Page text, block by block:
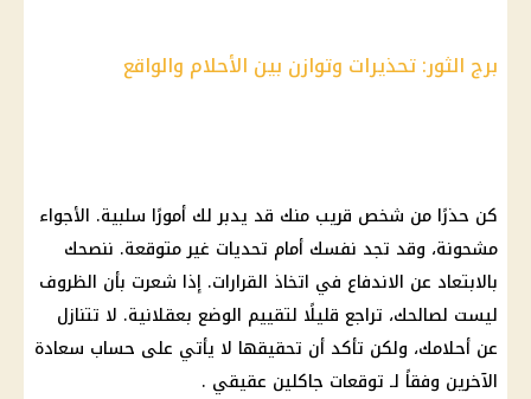
برج الثور: تحذيرات وتوازن بين الأحلام والواقع
كن حذرًا من شخص قريب منك قد يدبر لك أمورًا سلبية. الأجواء
مشحونة، وقد تجد نفسك أمام تحديات غير متوقعة. ننصحك
بالابتعاد عن الاندفاع في اتخاذ القرارات. إذا شعرت بأن الظروف
ليست لصالحك، تراجع قليلًا لتقييم الوضع بعقلانية. لا تتنازل
عن أحلامك، ولكن تأكد أن تحقيقها لا يأتي على حساب سعادة
الآخرين وفقاً لـ توقعات جاكلين عقيقي .